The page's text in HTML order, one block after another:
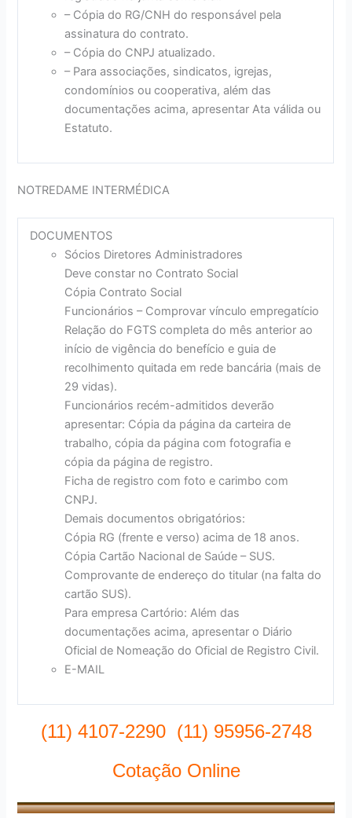
– Cópia do RG/CNH do responsável pela
assinatura do contrato.
– Cópia do CNPJ atualizado.
– Para associações, sindicatos, igrejas,
condomínios ou cooperativa, além das
documentações acima, apresentar Ata válida ou
Estatuto.
NOTREDAME INTERMÉDICA
DOCUMENTOS
Sócios Diretores Administradores
Deve constar no Contrato Social
Cópia Contrato Social
Funcionários – Comprovar vínculo empregatício
Relação do FGTS completa do mês anterior ao
início de vigência do benefício e guia de
recolhimento quitada em rede bancária (mais de
29 vidas).
Funcionários recém-admitidos deverão
apresentar: Cópia da página da carteira de
trabalho, cópia da página com fotografia e
cópia da página de registro.
Ficha de registro com foto e carimbo com
CNPJ.
Demais documentos obrigatórios:
Cópia RG (frente e verso) acima de 18 anos.
Cópia Cartão Nacional de Saúde – SUS.
Comprovante de endereço do titular (na falta do
cartão SUS).
Para empresa Cartório: Além das
documentações acima, apresentar o Diário
Oficial de Nomeação do Oficial de Registro Civil.
E-MAIL
(11) 4107-2290 (11) 95956-2748
Cotação Online